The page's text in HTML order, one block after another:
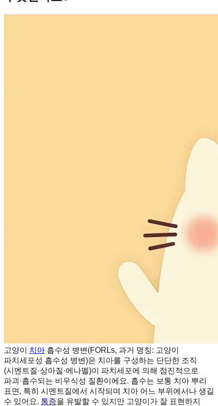
고양이 치아 흡수성 병변(FORLs, 과거 명칭: 고양이
파치세포성 흡수성 병변)은 치아를 구성하는 단단한 조직
(시멘트질·상아질·에나멜)이 파치세포에 의해 점진적으로
파괴·흡수되는 비우식성 질환이에요. 흡수는 보통 치아 뿌리
표면, 특히 시멘트질에서 시작되며 치아 어느 부위에서나 생길
수 있어요. 통증을 유발할 수 있지만 고양이가 잘 표현하지